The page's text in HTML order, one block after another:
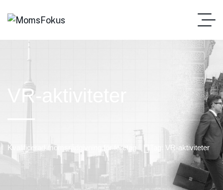
VR-aktiviteter
Kvalificerad momsrådgivning för företag Tag: VR-aktiviteter